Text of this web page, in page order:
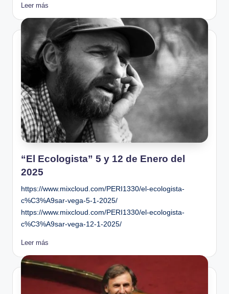
Leer más
“El Ecologista” 5 y 12 de Enero del
2025
https://www.mixcloud.com/PERI1330/el-ecologista-
c%C3%A9sar-vega-5-1-2025/
https://www.mixcloud.com/PERI1330/el-ecologista-
c%C3%A9sar-vega-12-1-2025/
Leer más